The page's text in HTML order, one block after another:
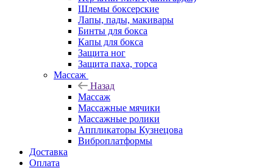
Шлемы боксерские
Лапы, пады, макивары
Бинты для бокса
Капы для бокса
Защита ног
Защита паха, торса
Массаж
Назад
Массаж
Массажные мячики
Массажные ролики
Аппликаторы Кузнецова
Виброплатформы
Доставка
Оплата